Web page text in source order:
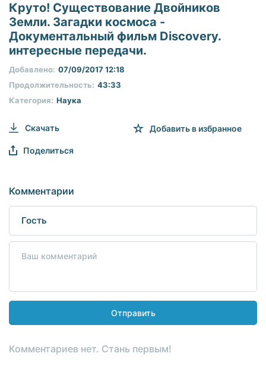
seconds
seconds
Круто! Существование Двойников
Земли. Загадки космоса -
Документальный фильм Discovery.
интересные передачи.
Категория: Наука
Продолжительность: 43:33
Добавлено: 07/09/2017 12:18
Скачать Добавить в избранное
Поделиться
Комментарии
Отправить
Комментариев нет. Стань первым!